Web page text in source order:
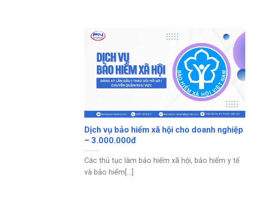
Dịch vụ bảo hiểm xã hội cho doanh nghiệp
– 3.000.000đ
Các thủ tục làm bảo hiểm xã hội, bảo hiểm y tế
và bảo hiểm[...]